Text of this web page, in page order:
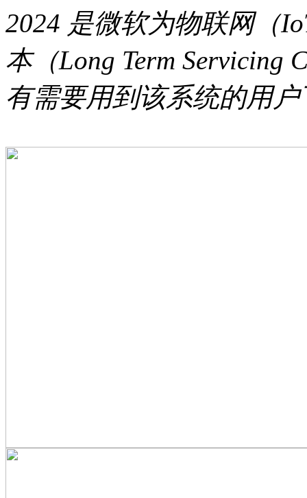
2024 是微软为物联网（
本（Long Term Servicing
有需要用到该系统的用